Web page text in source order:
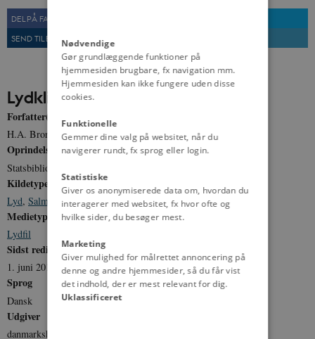
DEL PÅ FACEBOOK
SEND TIL EN VEN
Lydklip
Forfatter(e)
H.A. Brorson
Oprindelse
Statsbibliotekets Lydsamling
Kildetype
Lyd, Salme
Medietype
Lydfil
Sidst redigeret
1. juni 2011
Sprog
Dansk
Udgiver
danmarkshistorien.dk
Nødvendige
Gør grundlæggende funktioner på
hjemmesiden brugbare, fx navigation mm.
Hjemmesiden kan ikke fungere uden disse
cookies.
Funktionelle
Gemmer dine valg på websitet, når du
navigerer rundt, fx sprog eller login.
Statistiske
Giver os anonymiserede data om, hvordan du
interagerer med websitet, fx hvor ofte og
hvilke sider, du besøger mest.
Marketing
Giver mulighed for målrettet annoncering på
denne og andre hjemmesider, så du får vist
det indhold, der er mest relevant for dig.
Uklassificeret